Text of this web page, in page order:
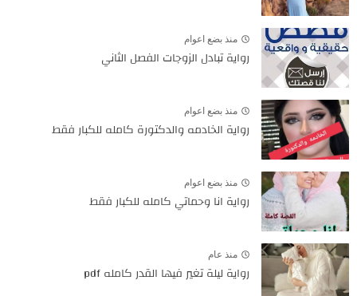
منذ بضع اعوام
رواية تبادل الزوجات الفصل الثاني
منذ بضع اعوام
رواية الخادمه والدكتورة كامله للكبار فقط
منذ بضع اعوام
رواية انا وحماتي كامله للكبار فقط
منذ عام
رواية ليلة تغير فيها القدر كامله pdf